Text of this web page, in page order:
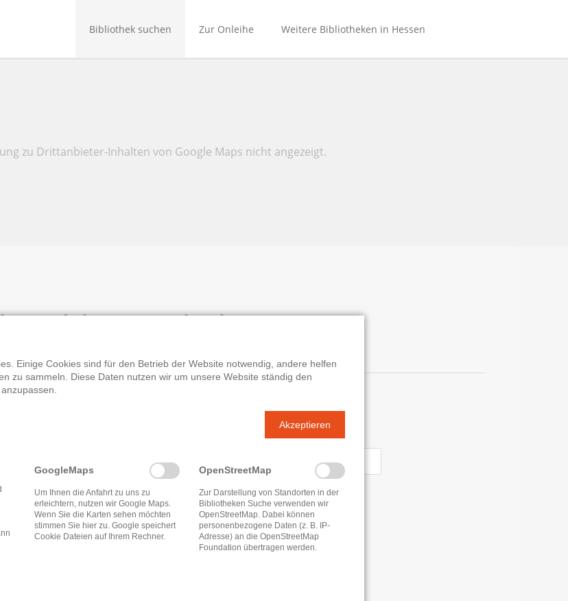
Bibliothek suchen Zur Onleihe Weitere Bibliotheken in Hessen
Bibliotheken Nordhessen
zu Drittanbieter-Inhalten von Google Maps nicht angezeigt.
Niederems
Mittwoch
Einige Cookies sind für den Betrieb der Website notwendig, andere helfen
zu sammeln. Diese Daten nutzen wir um unsere Website ständig den
Akzeptieren
GoogleMaps
Um Ihnen die Anfahrt zu uns zu
erleichtern, nutzen wir Google Maps.
Wenn Sie die Karten sehen möchten
stimmen Sie hier zu. Google speichert
Cookie Dateien auf Ihrem Rechner.
OpenStreetMap
Zur Darstellung von Standorten in der
Bibliotheken Suche verwenden wir
OpenStreetMap. Dabei können
personenbezogene Daten (z. B. IP-
Adresse) an die OpenStreetMap
Foundation übertragen werden.